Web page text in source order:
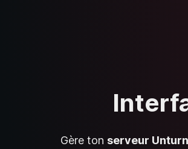
Gère ton serveur